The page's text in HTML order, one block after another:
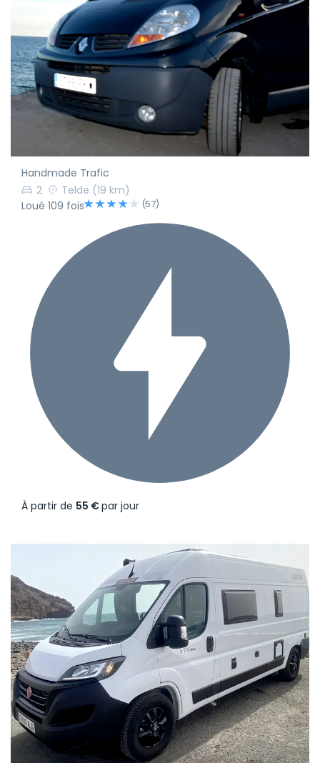
Handmade Trafic
2
Telde (19 km)
Loué 109 fois
(57)
À partir de 55 €par jour